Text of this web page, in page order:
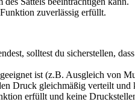
zuverlässig erfüllt.
solltest du sicherstellen,
ist (z.B. Ausgleich von
Druck gleichmäßig verteilt und
erfüllt und keine